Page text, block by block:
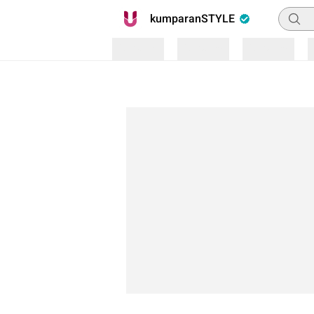
kumparanSTYLE